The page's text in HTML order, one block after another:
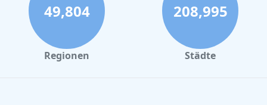
49,804
Regionen
208,995
Städte